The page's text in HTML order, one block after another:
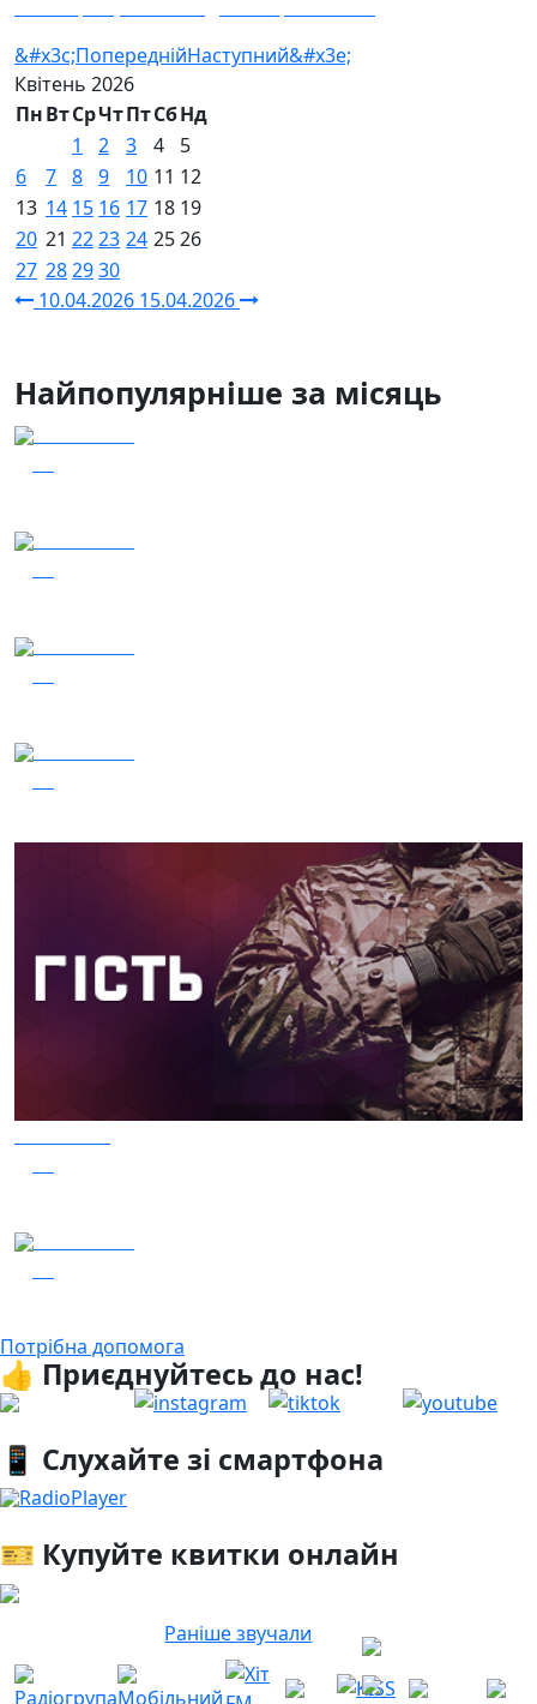
Раніше звучали
&#x3c;ПопереднійНаступний&#x3e;
Квітень 2026
ПнВтСрЧтПтСбНд
1
2 3 4
5
6
7 8 9 10 11 12
13 14 15 16 17 18 19
20 21 2223 24 2526
27 282930
10.04.2026 15.04.2026
Найпопулярніше за місяць
Потрібна допомога
👍 Приєднуйтесь до нас!
📱 Слухайте зі смартфона
RadioPlayer
🎫 Купуйте квитки онлайн